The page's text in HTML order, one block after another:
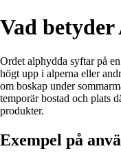
Vad
Ordet alphydda syftar på
högt upp i alperna eller
om boskap under
temporär bostad och plats
produkter.
Exempel på